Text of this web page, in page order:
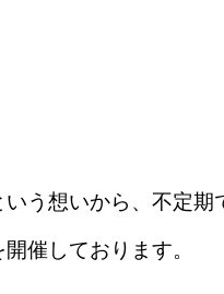
う想いから、不定期
催しております。